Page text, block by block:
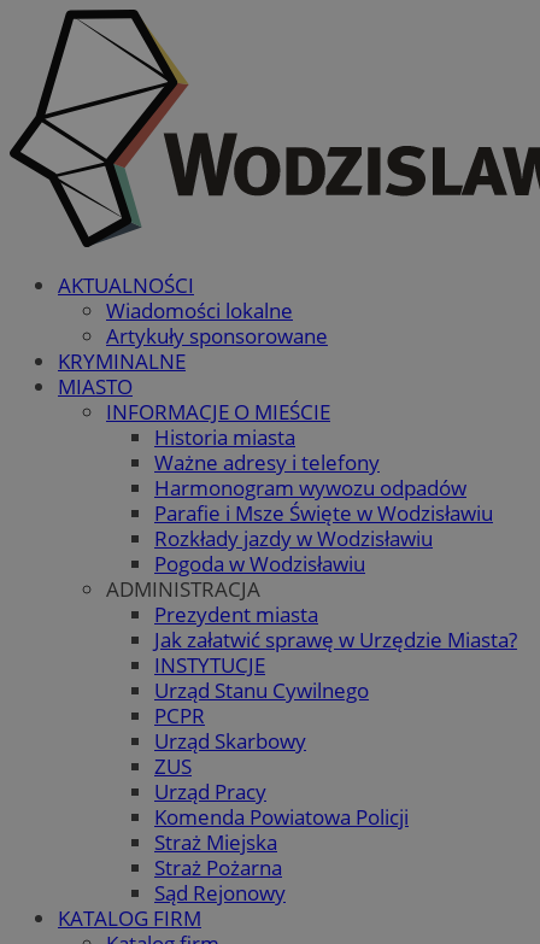
AKTUALNOŚCI
Wiadomości lokalne
Artykuły sponsorowane
KRYMINALNE
MIASTO
INFORMACJE O MIEŚCIE
Historia miasta
Ważne adresy i telefony
Harmonogram wywozu odpadów
Parafie i Msze Święte w Wodzisławiu
Rozkłady jazdy w Wodzisławiu
Pogoda w Wodzisławiu
ADMINISTRACJA
Prezydent miasta
Jak załatwić sprawę w Urzędzie Miasta?
INSTYTUCJE
Urząd Stanu Cywilnego
PCPR
Urząd Skarbowy
ZUS
Urząd Pracy
Komenda Powiatowa Policji
Straż Miejska
Straż Pożarna
Sąd Rejonowy
KATALOG FIRM